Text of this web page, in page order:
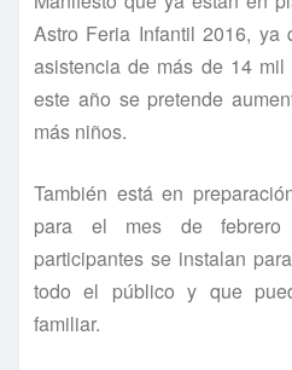
Astro Feria Infantil 2016,
asistencia de más de 14
este año se pretende
más niños.
También está en
para el mes de febrero
participantes se instalan
todo el público y que
familiar.